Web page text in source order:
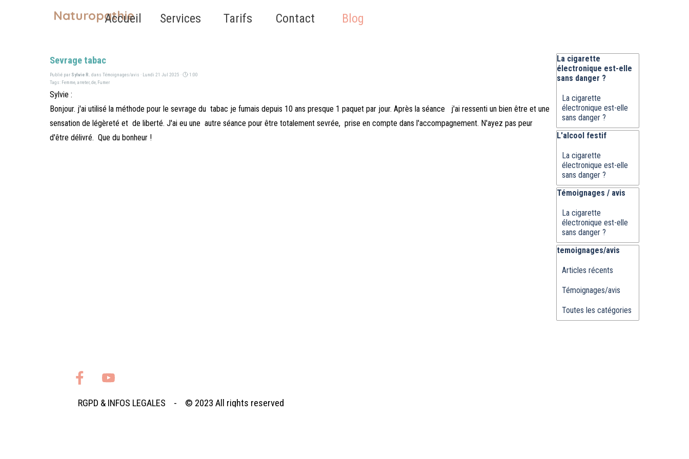
Naturopathie Sauter le menu
Accueil Services ▼
Tarifs ▼
Contact ▼
Blog
Sevrage tabac
Publié par Sylvie R. dans Témoignages/avis · Lundi 21 Jul 2025 ·
1:00
Tags: Femme arreter de Fumer
Sylvie :
Bonjour. j'ai utilisé la méthode pour le sevrage du tabac je fumais depuis 10 ans presque 1 paquet par jour. Après la séance j'ai ressenti un bien être et une
sensation de légèreté et de liberté. J'ai eu une autre séance pour être totalement sevrée, prise en compte dans l'accompagnement. N'ayez pas peur
d'être délivré. Que du bonheur !
Sauter le bloc La cigarette
La cigarette
électronique est-elle
sans danger ?
La cigarette
électronique est-elle
sans danger ?
Sauter le bloc L'alcool festif
L'alcool festif
La cigarette
électronique est-elle
sans danger ?
Sauter le bloc Témoignages / avis
Témoignages / avis
La cigarette
électronique est-elle
sans danger ?
Sauter le bloc temoignages/avis
temoignages/avis
Articles récents
Témoignages/avis
Toutes les catégories
RGPD & INFOS LEGALES - © 2023 All rights reserved